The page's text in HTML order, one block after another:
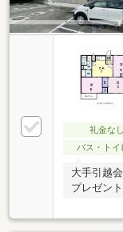
礼金なし
バス・トイ
大手引越
プレゼント